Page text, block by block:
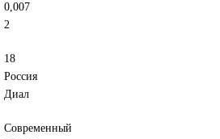
0,007
2
18
Россия
Диал
Современный